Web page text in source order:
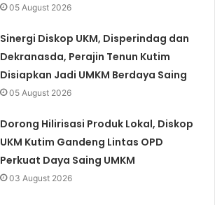
05 August 2026
Sinergi Diskop UKM, Disperindag dan
Dekranasda, Perajin Tenun Kutim
Disiapkan Jadi UMKM Berdaya Saing
05 August 2026
Dorong Hilirisasi Produk Lokal, Diskop
UKM Kutim Gandeng Lintas OPD
Perkuat Daya Saing UMKM
03 August 2026